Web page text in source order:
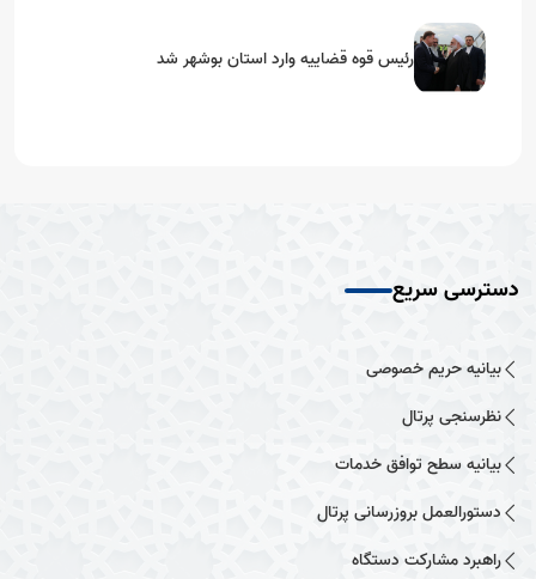
رئیس قوه قضاییه وارد استان بوشهر شد
دسترسی سریع
بیانیه حریم خصوصی
نظرسنجی پرتال
بیانیه سطح توافق خدمات
دستورالعمل بروزرسانی پرتال
راهبرد مشارکت دستگاه